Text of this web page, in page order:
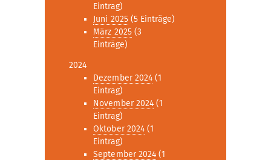
Eintrag)
Juni 2025(5 Einträge)
März 2025(3
Einträge)
2024
Dezember 2024 (1
Eintrag)
November 2024 (1
Eintrag)
Oktober 2024 (1
Eintrag)
September 2024 (1